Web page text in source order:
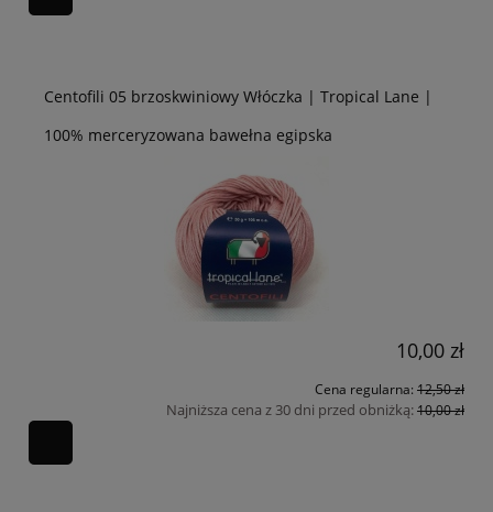
Centofili 05 brzoskwiniowy Włóczka | Tropical Lane |
100% merceryzowana bawełna egipska
10,00 zł
Cena regularna: 12,50 zł
Najniższa cena z 30 dni przed obniżką:10,00 zł